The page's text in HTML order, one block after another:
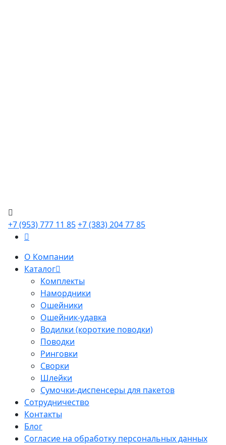
+7 (953) 777 11 85+7 (383) 204 77 85
О Компании
Каталог
Комплекты
Намордники
Ошейники
Ошейник-удавка
Водилки (короткие поводки)
Поводки
Ринговки
Сворки
Шлейки
Сумочки-диспенсеры для пакетов
Сотрудничество
Контакты
Блог
Согласие на обработку персональных данных